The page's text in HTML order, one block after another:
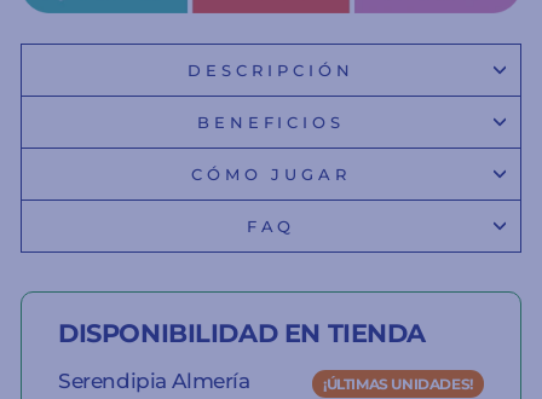
DESCRIPCIÓN
BENEFICIOS
CÓMO JUGAR
FAQ
DISPONIBILIDAD EN TIENDA
Serendipia Almería ¡ÚLTIMAS UNIDADES!